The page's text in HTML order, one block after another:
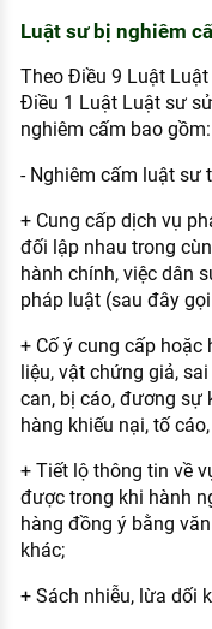
Luật sư bị nghiêm
Theo Điều 9 Luật
Điều 1 Luật Luật sư
nghiêm cấm bao gồm:
- Nghiêm cấm luật sư
+ Cung cấp dịch vụ
đối lập nhau trong
hành chính, việc dân
pháp luật (sau đây
+ Cố ý cung cấp
liệu, vật chứng giả,
can, bị cáo, đương sự
hàng khiếu nại, tố
+ Tiết lộ thông tin về
được trong khi hành
hàng đồng ý bằng
khác;
+ Sách nhiễu, lừa dối